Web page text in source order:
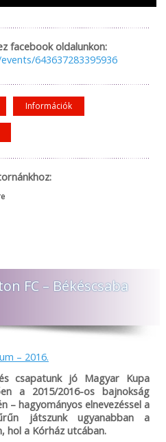
facebook oldalunkon:
643637283395936
Információk
FC – Békéscsaba
– 2016.
csapatunk jó Magyar Kupa
a 2015/2016-os bajnokság
– hagyományos elnevezéssel a
játszunk ugyanabban a
hol a Kórház utcában.